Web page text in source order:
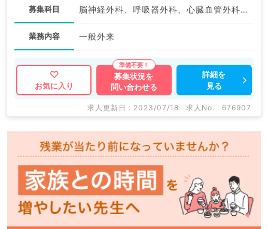
募集科目 脳神経外科、呼吸器外科、心臓血管外科、外科系全般、一般外科、消化器外科
業務内容 一般外来
お気に入り
募集状況を
問い合わせる
詳細を
見る
求人更新日 : 2023/07/18 求人No. : 676907